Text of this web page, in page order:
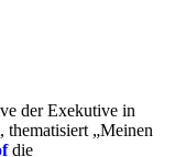
der Exekutive in
thematisiert „Meinen
die